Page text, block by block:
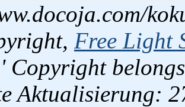
Free Light
Copyright
Aktualisierung: